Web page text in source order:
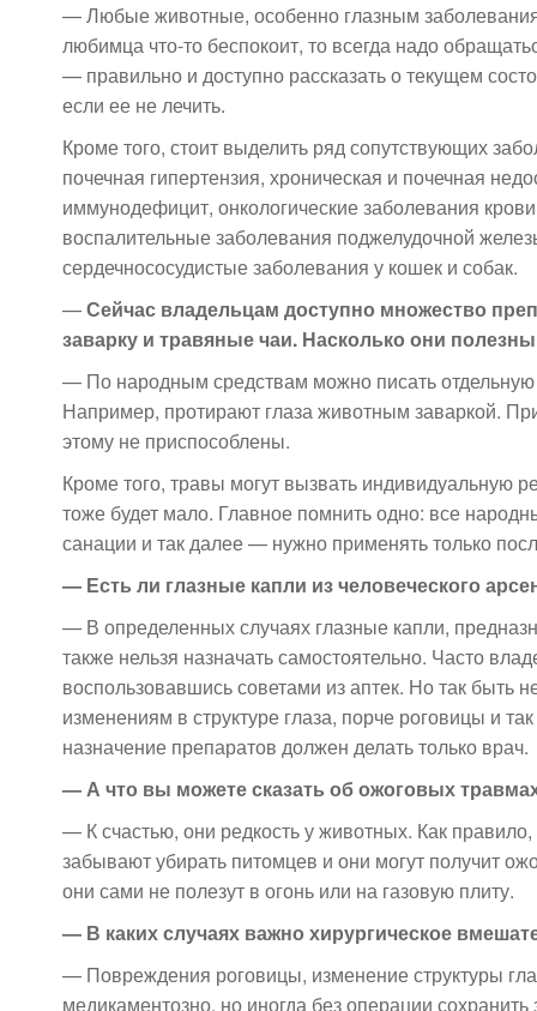
— Любые животные, особенно глазным
любимца что-то беспокоит, то всегда надо
— правильно и доступно рассказать о текущем
если ее не лечить.
Кроме того, стоит выделить ряд сопутствующих
почечная гипертензия, хроническая и почечная
иммунодефицит, онкологические заболевания
воспалительные заболевания поджелудочной
сердечнососудистые заболевания у кошек и собак.
—Сейчас владельцам доступно множество
заварку и травяные чаи. Насколько они
— По народным средствам можно писать отдельную
Например, протирают глаза животным заваркой.
этому не приспособлены.
Кроме того, травы могут вызвать индивидуальную
тоже будет мало. Главное помнить одно: все
санации и так далее — нужно применять только
— Есть ли глазные капли из человеческого
— В определенных случаях глазные капли,
также нельзя назначать самостоятельно. Часто
воспользовавшись советами из аптек. Но так быть
изменениям в структуре глаза, порче роговицы и
назначение препаратов должен делать только врач.
— А что вы можете сказать об ожоговых
— К счастью, они редкость у животных. Как
забывают убирать питомцев и они могут получит
они сами не полезут в огонь или на газовую плиту.
— В каких случаях важно хирургическое
— Повреждения роговицы, изменение структуры
медикаментозно, но иногда без операции